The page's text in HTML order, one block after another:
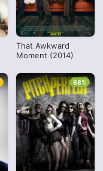
That Awkward
Moment (2014)
68%